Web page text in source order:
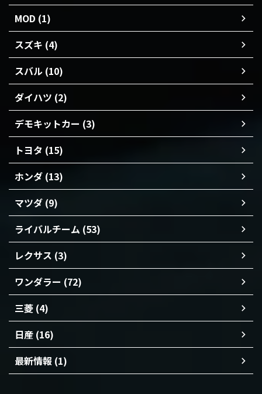
MOD (1)
スズキ (4)
スバル (10)
ダイハツ (2)
デモキットカー (3)
トヨタ (15)
ホンダ (13)
マツダ (9)
ライバルチーム (53)
レクサス (3)
ワンダラー (72)
三菱 (4)
日産 (16)
最新情報 (1)